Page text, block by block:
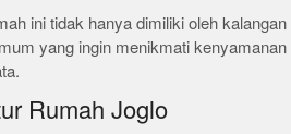
ini tidak hanya dimiliki oleh
yang ingin menikmati kenyamanan
Rumah Joglo